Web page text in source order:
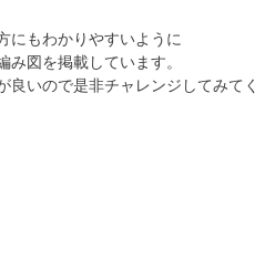
にもわかりやすいように
図を掲載しています。
良いので是非チャレンジしてみてく